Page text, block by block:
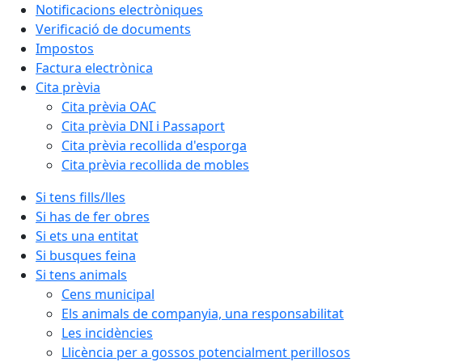
Notificacions electròniques
Verificació de documents
Impostos
Factura electrònica
Cita prèvia
Cita prèvia OAC
Cita prèvia DNI i Passaport
Cita prèvia recollida d'esporga
Cita prèvia recollida de mobles
Si tens fills/lles
Si has de fer obres
Si ets una entitat
Si busques feina
Si tens animals
Cens municipal
Els animals de companyia, una responsabilitat
Les incidències
Llicència per a gossos potencialment perillosos